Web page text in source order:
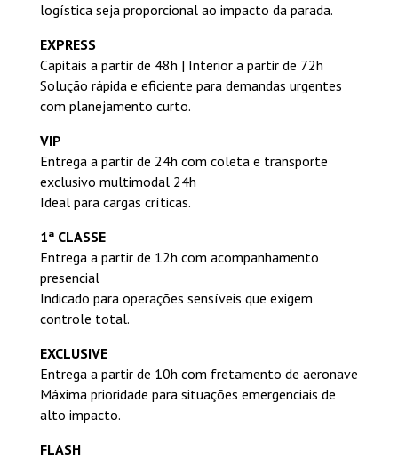
logística seja proporcional ao impacto da parada.
EXPRESS
Capitais a partir de 48h | Interior a partir de 72h
Solução rápida e eficiente para demandas urgentes
com planejamento curto.
VIP
Entrega a partir de 24h com coleta e transporte
exclusivo multimodal 24h
Ideal para cargas críticas.
1ª CLASSE
Entrega a partir de 12h com acompanhamento
presencial
Indicado para operações sensíveis que exigem
controle total.
EXCLUSIVE
Entrega a partir de 10h com fretamento de aeronave
Máxima prioridade para situações emergenciais de
alto impacto.
FLASH